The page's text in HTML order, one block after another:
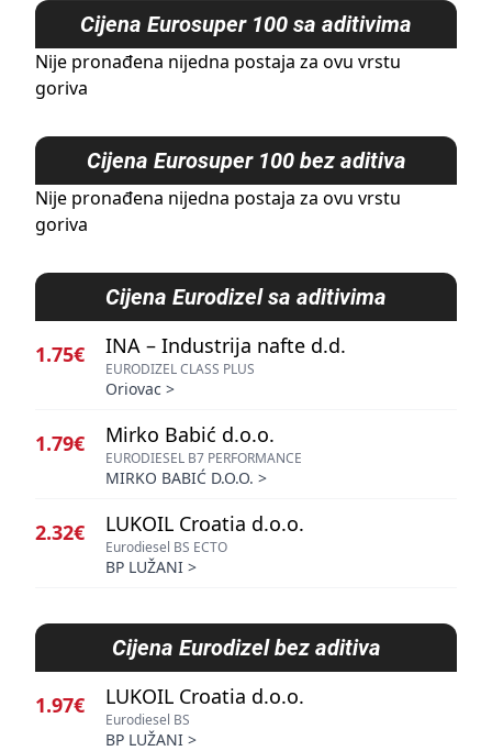
Cijena Eurosuper 100 sa aditivima
Nije pronađena nijedna postaja za ovu vrstu
goriva
Cijena Eurosuper 100 bez aditiva
Nije pronađena nijedna postaja za ovu vrstu
goriva
Cijena Eurodizel sa aditivima
1.75€ INA – Industrija nafte d.d.
EURODIZEL CLASS PLUS
Oriovac >
1.79€ Mirko Babić d.o.o.
EURODIESEL B7 PERFORMANCE
MIRKO BABIĆ D.O.O. >
2.32€ LUKOIL Croatia d.o.o.
Eurodiesel BS ECTO
BP LUŽANI >
Cijena Eurodizel bez aditiva
1.97€ LUKOIL Croatia d.o.o.
Eurodiesel BS
BP LUŽANI >